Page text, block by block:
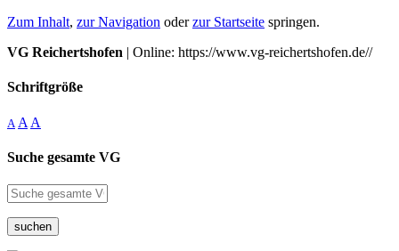
Zum Inhalt, zur Navigation oderzur Startseite springen.
VG Reichertshofen | Online: https://www.vg-reichertshofen.de//
Schriftgröße
A A A
Suche gesamte VG
suchen